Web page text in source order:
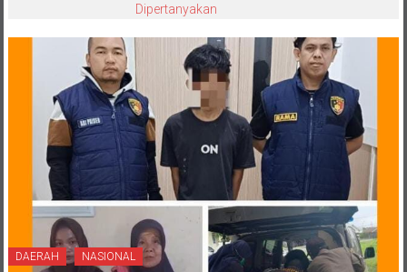
Melayani Rute Belitung-Pangkalpinang
DAERAH NASIONAL